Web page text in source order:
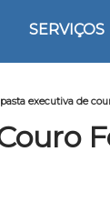
SERVIÇOS
executiva de